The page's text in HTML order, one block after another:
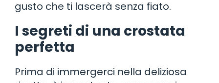
gusto che ti lascerà senza fiato.
I segreti di una crostata
perfetta
Prima di immergerci nella deliziosa